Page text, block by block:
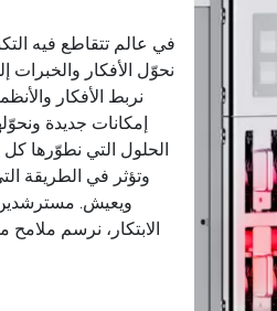
في عالم تتقاطع فيه
نحوّل الأفكار
نربط الأفكار
إمكانات جديدة
الحلول التي نطوّرها
وتؤثر في الطريقة
ويعيش. مسترشدين
الابتكار، نرسم ملامح